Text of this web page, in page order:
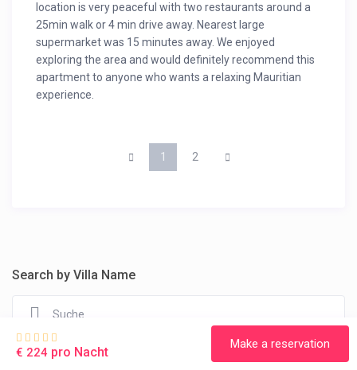
location is very peaceful with two restaurants around a
25min walk or 4 min drive away. Nearest large
supermarket was 15 minutes away. We enjoyed
exploring the area and would definitely recommend this
apartment to anyone who wants a relaxing Mauritian
experience.
1 2
Search by Villa Name
€ 224 pro Nacht
Make a reservation